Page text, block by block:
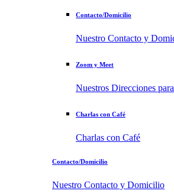
Contacto/Domicilio
Nuestro Contacto y
Zoom y Meet
Nuestros Direcciones
Charlas con Café
Charlas con Café
Contacto/Domicilio
Nuestro Contacto y Domicilio